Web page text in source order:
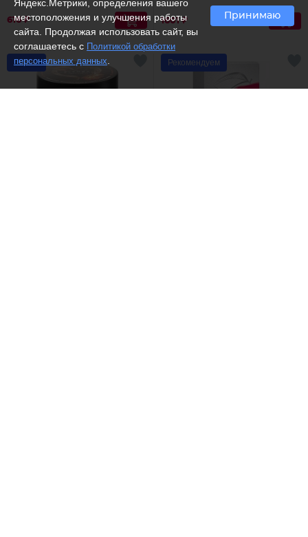
616 ₽ 1601 ₽
-66% Рекомендуем
Яндекс.Метрики, определения вашего
местоположения и улучшения работы
сайта. Продолжая использовать сайт, вы
соглашаетесь с Политикой обработки
персональных данных
Принимаю